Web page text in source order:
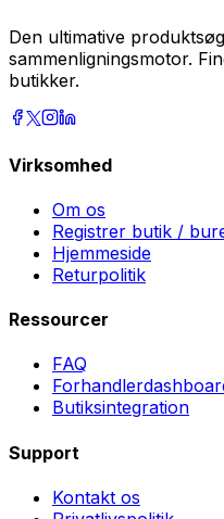
Den ultimative
sammenligningsmotor.
butikker.
Virksomhed
Om os
Registrer butik /
Hjemmeside
Returpolitik
Ressourcer
FAQ
Butiksintegration
Support
Kontakt os